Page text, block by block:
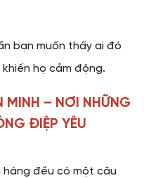
bạn muốn thấy ai đó
họ cảm động.
MINH – NƠI NHỮNG
ĐIỆP YÊU
hàng đều có một câu